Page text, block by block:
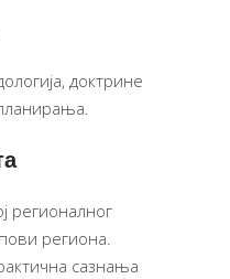
доктрине
регионалног
региона.
сазнања